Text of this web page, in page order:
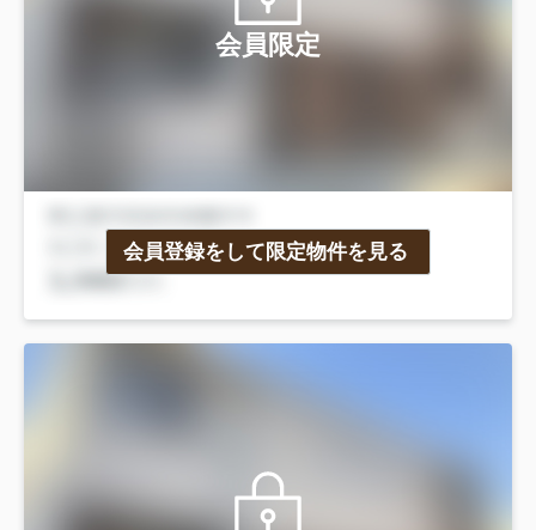
会員限定
会員登録をして限定物件を見る